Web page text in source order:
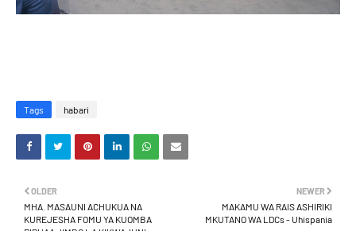
Tags habari
NEWER
MAKAMU WA RAIS ASHIRIKI
MKUTANO WA LDCs - Uhispania
OLDER
MHA. MASAUNI ACHUKUA NA
KUREJESHA FOMU YA KUOMBA